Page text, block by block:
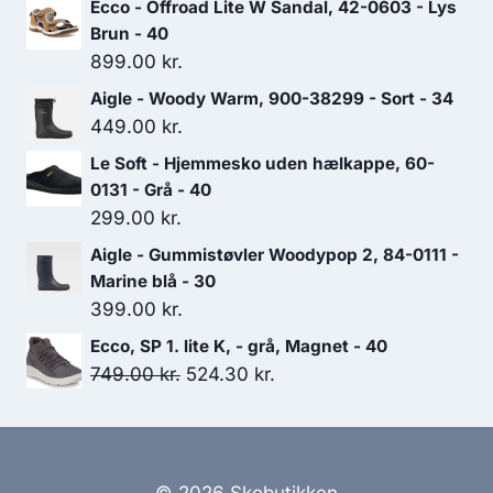
1,500.00 kr..1,050.00 kr..
Ecco - Offroad Lite W Sandal, 42-0603 - Lys
Brun - 40
899.00 kr.
Aigle - Woody Warm, 900-38299 - Sort - 34
449.00 kr.
Le Soft - Hjemmesko uden hælkappe, 60-
0131 - Grå - 40
299.00 kr.
Aigle - Gummistøvler Woodypop 2, 84-0111 -
Marine blå - 30
399.00 kr.
Ecco, SP 1. lite K, - grå, Magnet - 40
749.00kr. Den
pris
524.30 kr.
pris